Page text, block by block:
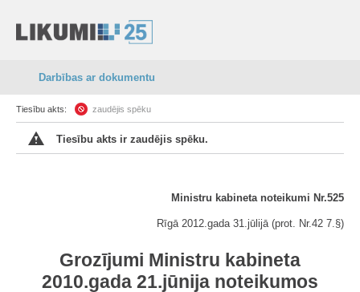
Darbības ar dokumentu
Tiesību akts: zaudējis spēku
Tiesību akts ir zaudējis spēku.
Ministru kabineta noteikumi Nr.525
Rīgā 2012.gada 31.jūlijā (prot. Nr.42 7.§)
Grozījumi Ministru kabineta
2010.gada 21.jūnija noteikumos